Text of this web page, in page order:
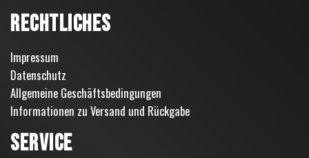
RECHTLICHES
Impressum
Datenschutz
Allgemeine Geschäftsbedingungen
Informationen zu Versand und Rückgabe
SERVICE